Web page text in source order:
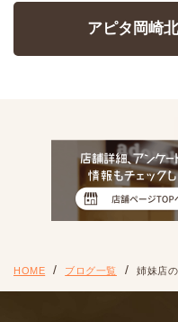
アピタ岡崎
HOME ブログ一覧 姉妹店の